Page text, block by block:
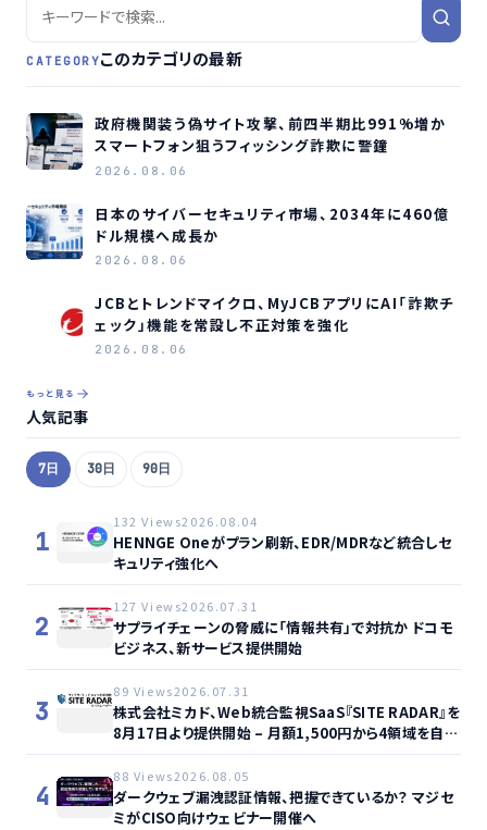
CATEGORYこのカテゴリの最新
政府機関装う偽サイト攻撃、前四半期比991%増か
スマートフォン狙うフィッシング詐欺に警鐘
2026.08.06
日本のサイバーセキュリティ市場、2034年に460億
ドル規模へ成長か
2026.08.06
JCBとトレンドマイクロ、MyJCBアプリにAI「詐欺チ
ェック」機能を常設し不正対策を強化
2026.08.06
もっと見る
人気記事
7日 30日 90日
1
132 Views2026.08.04
HENNGE Oneがプラン刷新、EDR/MDRなど統合しセ
キュリティ強化へ
2
127 Views2026.07.31
サプライチェーンの脅威に「情報共有」で対抗か ドコモ
ビジネス、新サービス提供開始
3
89 Views2026.07.31
株式会社ミカド、Web統合監視SaaS『SITE RADAR』を
8月17日より提供開始 – 月額1,500円から4領域を自動
監視、動的サイト…
4
88 Views2026.08.05
ダークウェブ漏洩認証情報、把握できているか？ マジセ
ミがCISO向けウェビナー開催へ